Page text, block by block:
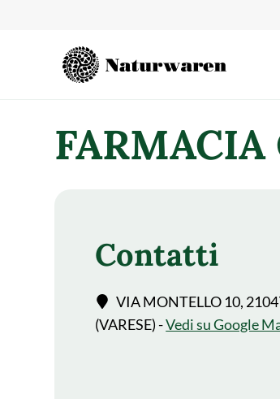
FARMACIA
Contatti
VIA MONTELLO 10,
(VARESE) -Vedi su Google